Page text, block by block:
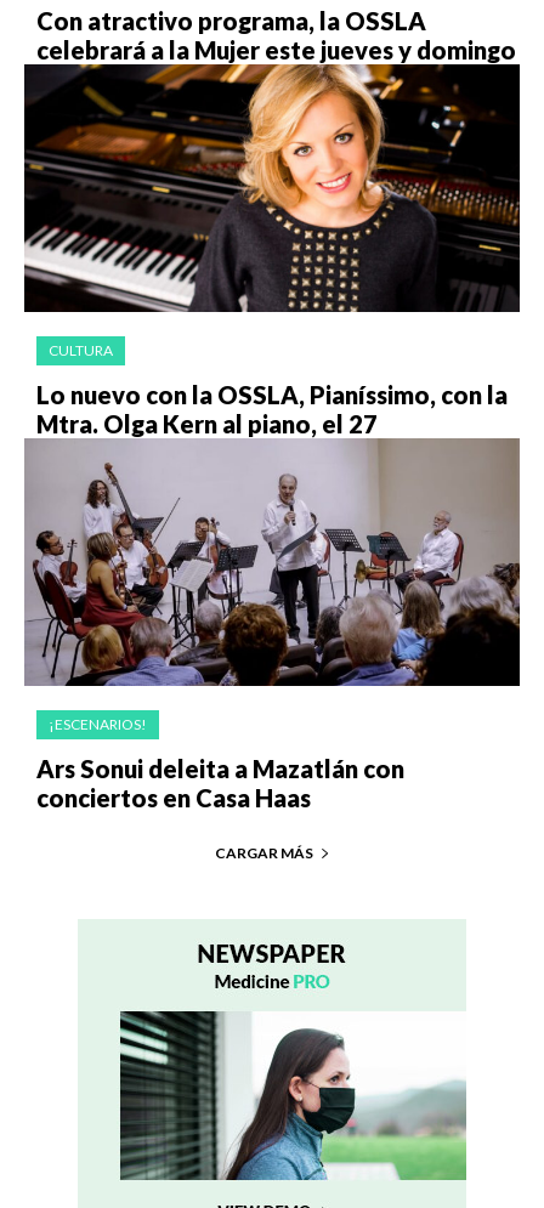
Con atractivo programa, la OSSLA
celebrará a la Mujer este jueves y domingo
CULTURA
Lo nuevo con la OSSLA, Pianíssimo, con la
Mtra. Olga Kern al piano, el 27
¡ESCENARIOS!
Ars Sonui deleita a Mazatlán con
conciertos en Casa Haas
CARGAR MÁS